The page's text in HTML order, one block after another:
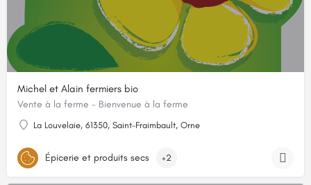
Michel et Alain fermiers bio
Vente à la ferme - Bienvenue à la ferme
La Louvelaie, 61350, Saint-Fraimbault, Orne
Épicerie et produits secs +2